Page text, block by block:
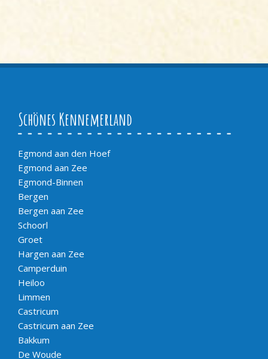
Schönes Kennemerland
Egmond aan den Hoef
Egmond aan Zee
Egmond-Binnen
Bergen
Bergen aan Zee
Schoorl
Groet
Hargen aan Zee
Camperduin
Heiloo
Limmen
Castricum
Castricum aan Zee
Bakkum
De Woude